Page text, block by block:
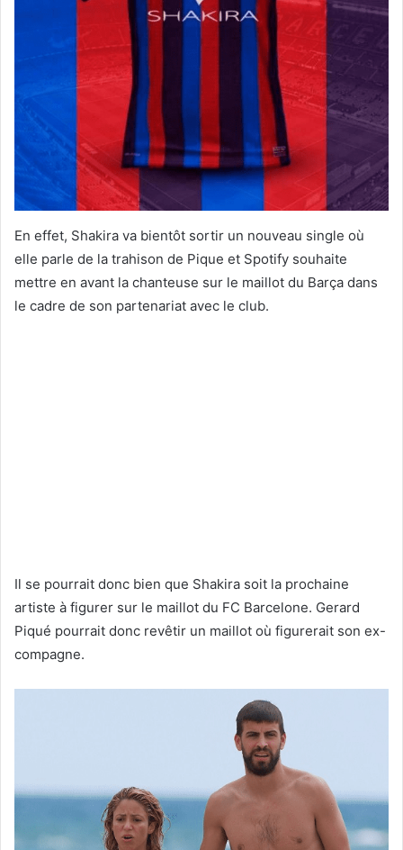
En effet, Shakira va bientôt sortir un nouveau single où
elle parle de la trahison de Pique et Spotify souhaite
mettre en avant la chanteuse sur le maillot du Barça dans
le cadre de son partenariat avec le club.
Il se pourrait donc bien que Shakira soit la prochaine
artiste à figurer sur le maillot du FC Barcelone. Gerard
Piqué pourrait donc revêtir un maillot où figurerait son ex-
compagne.